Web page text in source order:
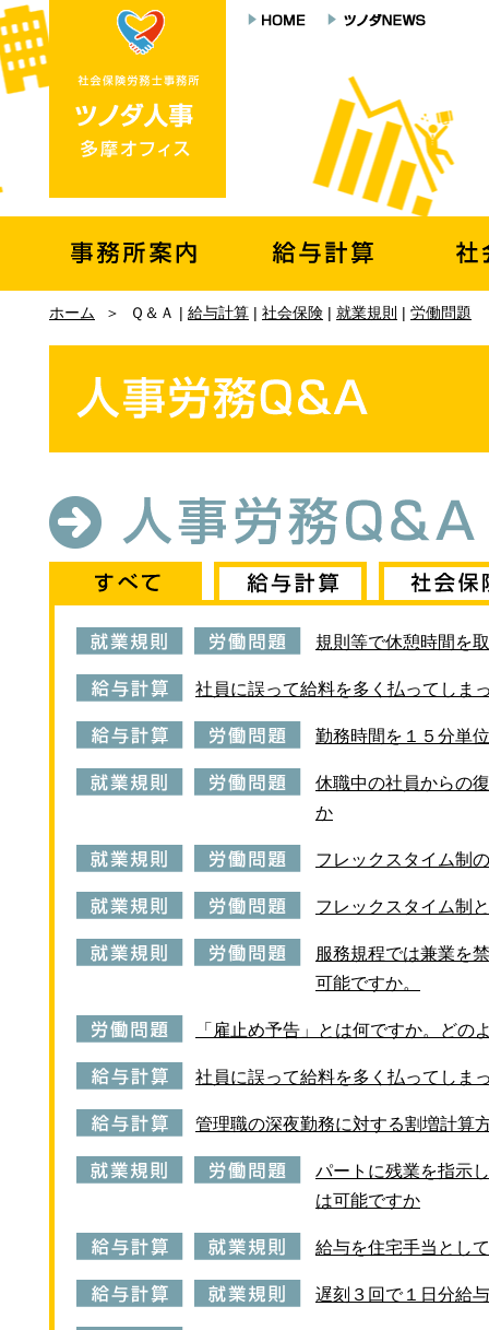
ホーム ＞ Ｑ＆Ａ | 給与計算 | 社会保険 | 就業規則 | 労働問題
規則等で休憩時間を
社員に誤って給料を多く払ってしま
勤務時間を１５分単
休職中の社員からの
か
フレックスタイム制
フレックスタイム制
服務規程では兼業を
可能ですか。
「雇止め予告」とは何ですか。どの
社員に誤って給料を多く払ってしま
管理職の深夜勤務に対する割増計算
パートに残業を指示
は可能ですか
給与を住宅手当とし
遅刻３回で１日分給